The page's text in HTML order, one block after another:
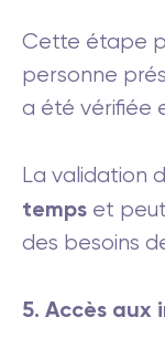
Cette étape
personne
a été vérifiée
La validation
temps et
des besoins
5. Accès aux